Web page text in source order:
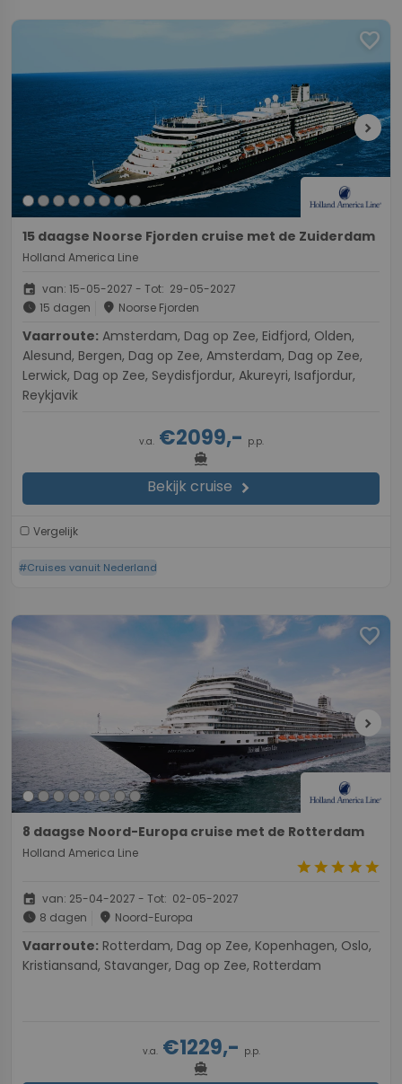
favorite
chevron_right
15 daagse Noorse Fjorden cruise met de Zuiderdam
Holland America Line
event van: 15-05-2027 - Tot: 29-05-2027
schedule 15 dagen place Noorse Fjorden
Vaarroute:
Alesund, Bergen, Dag op Zee, Amsterdam, Dag op Zee,
Lerwick, Dag op Zee, Seydisfjordur, Akureyri, Isafjordur,
Reykjavik
v.a.€2099,- p.p.
directions_boat
Bekijk cruise chevron_right
Vergelijk
#Cruises vanuit Nederland
favorite
chevron_right
8 daagse Noord-Europa cruise met de Rotterdam
Holland America Line
starstarstarstarstar
event van: 25-04-2027 - Tot: 02-05-2027
schedule 8 dagen place Noord-Europa
Vaarroute:
Kristiansand, Stavanger, Dag op Zee, Rotterdam
v.a.€1229,- p.p.
directions_boat